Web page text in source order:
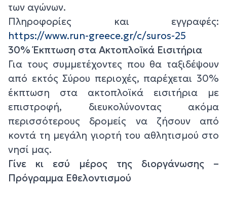
των αγώνων.
Πληροφορίες και εγγραφές:
https://www.run-greece.gr/c/suros-25
30% Έκπτωση στα Ακτοπλοϊκά Εισιτήρια
Για τους συμμετέχοντες που θα ταξιδέψουν
από εκτός Σύρου περιοχές, παρέχεται 30%
έκπτωση στα ακτοπλοϊκά εισιτήρια με
επιστροφή, διευκολύνοντας ακόμα
περισσότερους δρομείς να ζήσουν από
κοντά τη μεγάλη γιορτή του αθλητισμού στο
νησί μας.
Γίνε κι εσύ μέρος της διοργάνωσης –
Πρόγραμμα Εθελοντισμού